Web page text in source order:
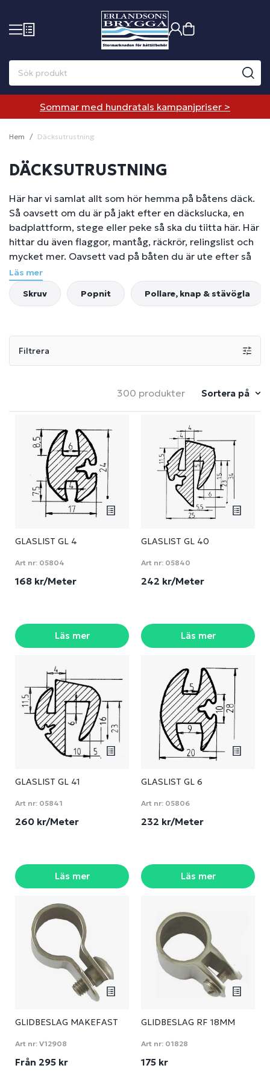
Sommar med hundratals kampanjpriser >
Hem Däcksutrustning
DÄCKSUTRUSTNING
Här har vi samlat allt som hör hemma på båtens däck.
Så oavsett om du är på jakt efter en däckslucka, en
badplattform, stege eller peke så ska du tiitta här. Här
hittar du även flaggor, mantåg, räckrör, relingslist och
mycket mer. Oavsett vad på båten du är ute efter så
erbjuder vi produkter av högsta kvalitet och till låga
priser.
Läs mer
Skruv
Popnit Pollare, knap & stävögla
Filtrera
300 produkter Sortera på
GLASLIST GL 4
Art nr: 05804
168 kr/Meter
Läs mer
GLASLIST GL 40
Art nr: 05840
242 kr/Meter
Läs mer
GLASLIST GL 41
Art nr: 05841
260 kr/Meter
Läs mer
GLASLIST GL 6
Art nr: 05806
232 kr/Meter
Läs mer
GLIDBESLAG MAKEFAST
Art nr: V12908
Från 295 kr
GLIDBESLAG RF 18MM
Art nr: 01828
175 kr